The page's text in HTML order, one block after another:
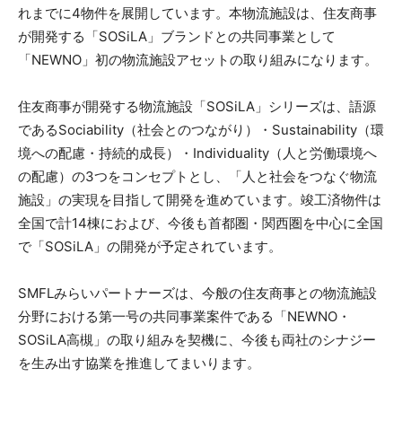
れまでに4物件を展開しています。本物流施設は、住友商事
が開発する「SOSiLA」ブランドとの共同事業として
「NEWNO」初の物流施設アセットの取り組みになります。
住友商事が開発する物流施設「SOSiLA」シリーズは、語源
であるSociability（社会とのつながり）・Sustainability（環
境への配慮・持続的成長）・Individuality（人と労働環境へ
の配慮）の3つをコンセプトとし、「人と社会をつなぐ物流
施設」の実現を目指して開発を進めています。竣工済物件は
全国で計14棟におよび、今後も首都圏・関西圏を中心に全国
で「SOSiLA」の開発が予定されています。
SMFLみらいパートナーズは、今般の住友商事との物流施設
分野における第一号の共同事業案件である「NEWNO・
SOSiLA高槻」の取り組みを契機に、今後も両社のシナジー
を生み出す協業を推進してまいります。